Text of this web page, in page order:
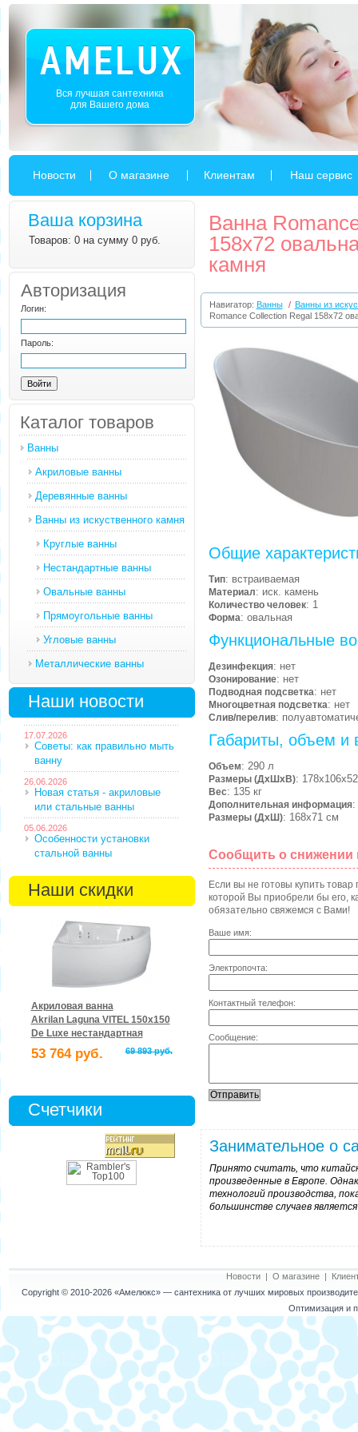
Вся лучшая сантехника
для Вашего дома
Новости О магазине Клиентам Наш сервис
Ваша корзина
Товаров: 0 на сумму 0 руб.
Авторизация
Логин:
Пароль:
Каталог товаров
Ванны
Акриловые ванны
Деревянные ванны
Ванны из искуственного камня
Круглые ванны
Нестандартные ванны
Овальные ванны
Прямоугольные ванны
Угловые ванны
Металлические ванны
Наши новости
17.07.2026
Советы: как правильно мыть
ванну
26.06.2026
Новая статья - акриловые
или стальные ванны
05.06.2026
Особенности установки
стальной ванны
Наши скидки
Акриловая ванна
Akrilan Laguna VITEL 150x150
De Luxe нестандартная
53 764 руб. 69 893 руб.
Счетчики
Ванна
158х72
камня
Навигатор: Ванны / Ванны из
Romance Collection Regal 158х72
Общие
Тип: встраиваемая
Материал: иск. камень
Количество человек: 1
Форма: овальная
Функциональные
Дезинфекция: нет
Озонирование: нет
Подводная подсветка: нет
Многоцветная подсветка: нет
Слив/перелив:
Габариты, объем и
Объем: 290 л
Размеры (ДхШхВ):
Вес: 135 кг
Дополнительная информация:
Размеры (ДхШ): 168х71 см
Сообщить о снижении
Если вы не готовы купить
которой Вы приобрели бы его,
обязательно свяжемся с Вами!
Ваше имя:
Электропочта:
Контактный телефон:
Сообщение:
Занимательное о
Принято считать, что
произведенные в Европе.
технологий производства,
большинстве случаев
Новости| О магазине|
Copyright © 2010-2026 «Амелюкс»— сантехника от лучших мировых
Оптимизация и